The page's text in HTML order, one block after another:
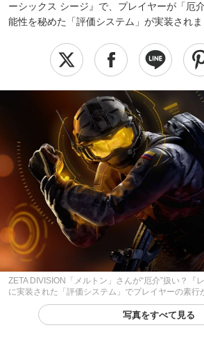
ーシックス シージ』で、プレイヤーが「厄
能性を秘めた「評価システム」が実装されま
ZETA DIVISION「メルトン」さんが“厄介”扱い？『
に実装された「評価システム」でプレイヤーの素行
写真をすべて見る